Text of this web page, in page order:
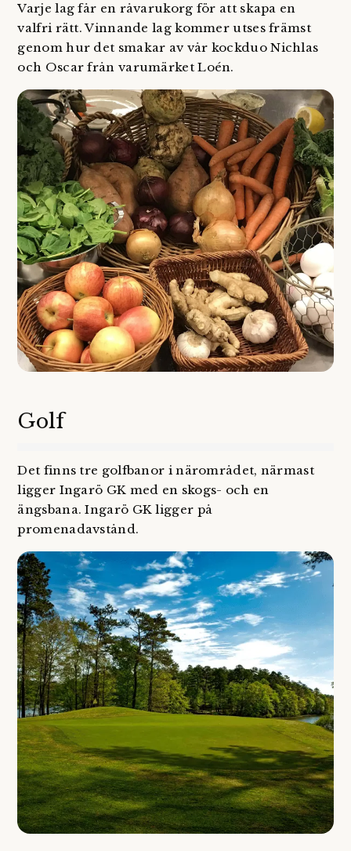
Varje lag får en råvarukorg för att skapa en
valfri rätt. Vinnande lag kommer utses främst
genom hur det smakar av vår kockduo Nichlas
och Oscar från varumärket Loén.
Golf
Det finns tre golfbanor i närområdet, närmast
ligger Ingarö GK med en skogs- och en
ängsbana. Ingarö GK ligger på
promenadavstånd.